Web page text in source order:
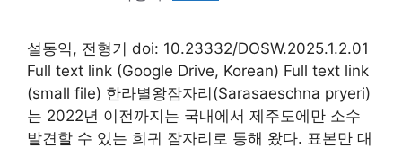
설동익, 전형기 doi: 10.23332/DOSW.2025.1.2.01
Full text link (Google Drive, Korean) Full text link
(small file) 한라별왕잠자리(Sarasaeschna pryeri)
는 2022년 이전까지는 국내에서 제주도에만 소수
발견할 수 있는 희귀 잠자리로 통해 왔다. 표본만 대